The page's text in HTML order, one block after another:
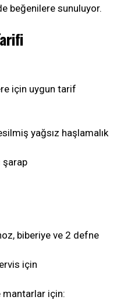
beğenilere sunuluyor.
için uygun tarif
yağsız haşlamalık
şarap
biberiye ve 2 defne
için
mantarlar için: